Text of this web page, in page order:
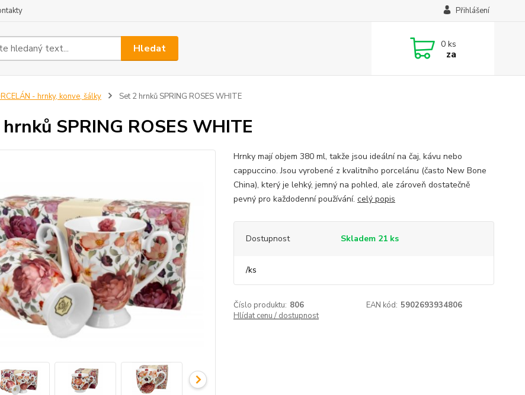
Přihlášení
Hledat 0 ks
za
- hrnky, konve, šálky Set 2 hrnků SPRING ROSES WHITE
SPRING ROSES WHITE
Hrnky mají objem 380 ml, takže jsou ideální na čaj, kávu nebo
cappuccino. Jsou vyrobené z kvalitního porcelánu (často New Bone
China), který je lehký, jemný na pohled, ale zároveň dostatečně
pevný pro každodenní používání. celý popis
Dostupnost Skladem 21 ks
/ks
Číslo produktu: 806 EAN kód: 5902693934806
Hlídat cenu / dostupnost